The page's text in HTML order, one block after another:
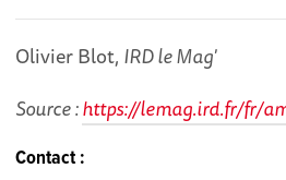
Olivier Blot, IRD le Mag'
Source :https://lemag.ird.fr/fr/
Contact :